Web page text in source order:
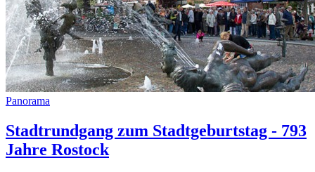
Panorama
Stadtrundgang zum Stadtgeburtstag - 793
Jahre Rostock